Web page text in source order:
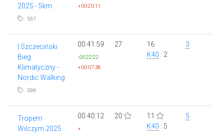
2025 - 5km
567
+00:20:11
I Szczeciński
Bieg
Klimatyczny -
Nordic Walking
599
00:41:59
-00:22:22
+00:07:38
27
16
K40 : 2
3
Tropem
Wilczym 2025
00:40:12
+
20
11
K40 : 5
5